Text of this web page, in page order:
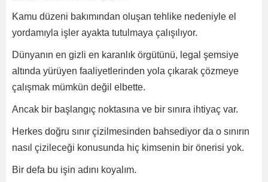
Kamu düzeni bakımından oluşan tehlike nedeniyle el
yordamıyla işler ayakta tutulmaya çalışılıyor.
Dünyanın en gizli en karanlık örgütünü, legal şemsiye
altında yürüyen faaliyetlerinden yola çıkarak çözmeye
çalışmak mümkün değil elbette.
Ancak bir başlangıç noktasına ve bir sınıra ihtiyaç var.
Herkes doğru sınır çizilmesinden bahsediyor da o sınırın
nasıl çizileceği konusunda hiç kimsenin bir önerisi yok.
Bir defa bu işin adını koyalım.